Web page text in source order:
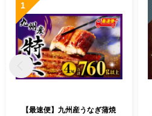
1
【最速便】九州産うなぎ蒲焼